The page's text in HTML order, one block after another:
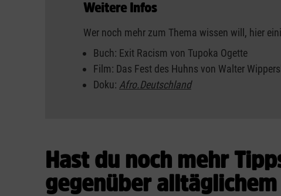
Weitere Infos
Wer noch mehr zum Thema wissen will, hier
Buch: Exit Racism von Tupoka Ogette
Film: Das Fest des Huhns von Walter
Doku: Afro.Deutschland
Hast du noch mehr
gegenüber alltäglichem